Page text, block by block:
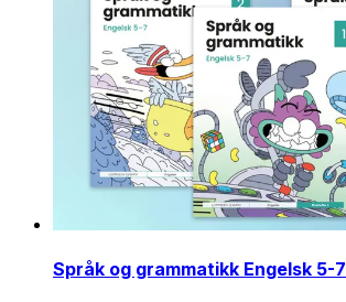
Språk og grammatikk Engelsk 5-7